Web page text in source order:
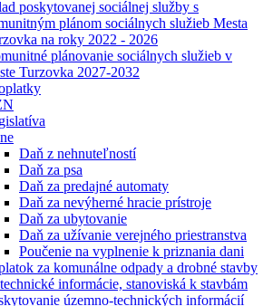
poskytovanej sociálnej služby s
plánom sociálnych služieb Mesta
na roky 2022 - 2026
plánovanie sociálnych služieb v
Turzovka 2027-2032
Daň z nehnuteľností
Daň za psa
Daň za predajné automaty
Daň za nevýherné hracie prístroje
Daň za ubytovanie
Daň za užívanie verejného priestranstva
Poučenie na vyplnenie k priznania dani
za komunálne odpady a drobné stavby
informácie, stanoviská k stavbám
územno-technických informácií